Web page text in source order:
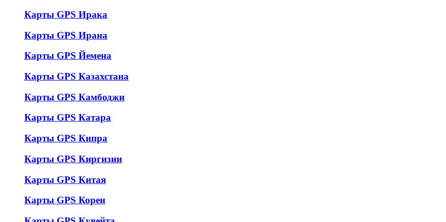
Карты GPS Ирака
Карты GPS Ирана
Карты GPS Йемена
Карты GPS Казахстана
Карты GPS Камбоджи
Карты GPS Катара
Карты GPS Кипра
Карты GPS Киргизии
Карты GPS Китая
Карты GPS Кореи